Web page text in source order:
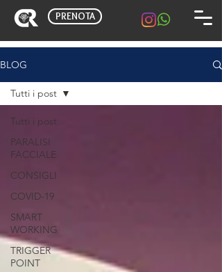
PRENOTA
BLOG
Tutti i post
PARALISI
FACCIALE
CONSIGLI
COVID-19
SMART
WORKING
TRIGGER
POINT
Tutti i post